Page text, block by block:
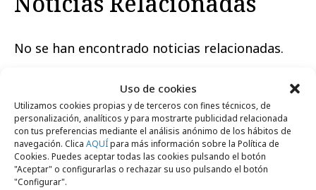
Uso de cookies
Utilizamos cookies propias y de terceros con fines técnicos, de
personalización, analíticos y para mostrarte publicidad relacionada
con tus preferencias mediante el análisis anónimo de los hábitos de
navegación. Clica AQUÍpara más información sobre la Política de
Cookies. Puedes aceptar todas las cookies pulsando el botón
"Aceptar" o configurarlas o rechazar su uso pulsando el botón
"Configurar".
No se han encontrado noticias relacionadas.
Artículos recientes